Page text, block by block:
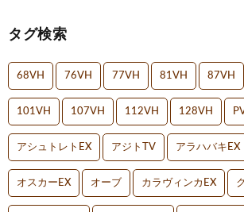
タグ検索
68VH 76VH 77VH 81VH 87VH
101VH 107VH 112VH 128VH
アシュトレトEX アジトTV アラハバキEX
オスカーEX オーブ カラヴィンカEX